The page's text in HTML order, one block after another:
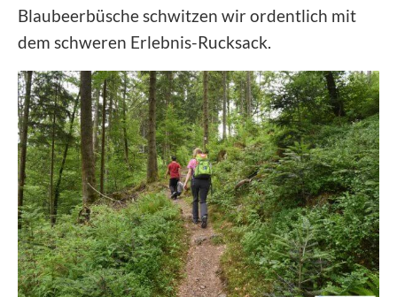
Blaubeerbüsche schwitzen wir ordentlich mit
dem schweren Erlebnis-Rucksack.